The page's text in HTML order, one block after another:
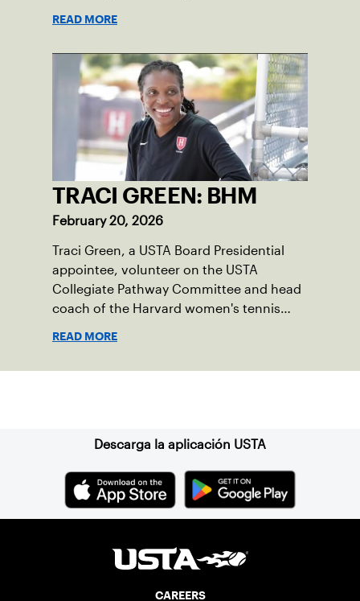
READ MORE
TRACI GREEN: BHM
February 20, 2026
Traci Green, a USTA Board Presidential
appointee, volunteer on the USTA
Collegiate Pathway Committee and head
coach of the Harvard women's tennis
READ MORE
Descarga la aplicación USTA
CAREERS